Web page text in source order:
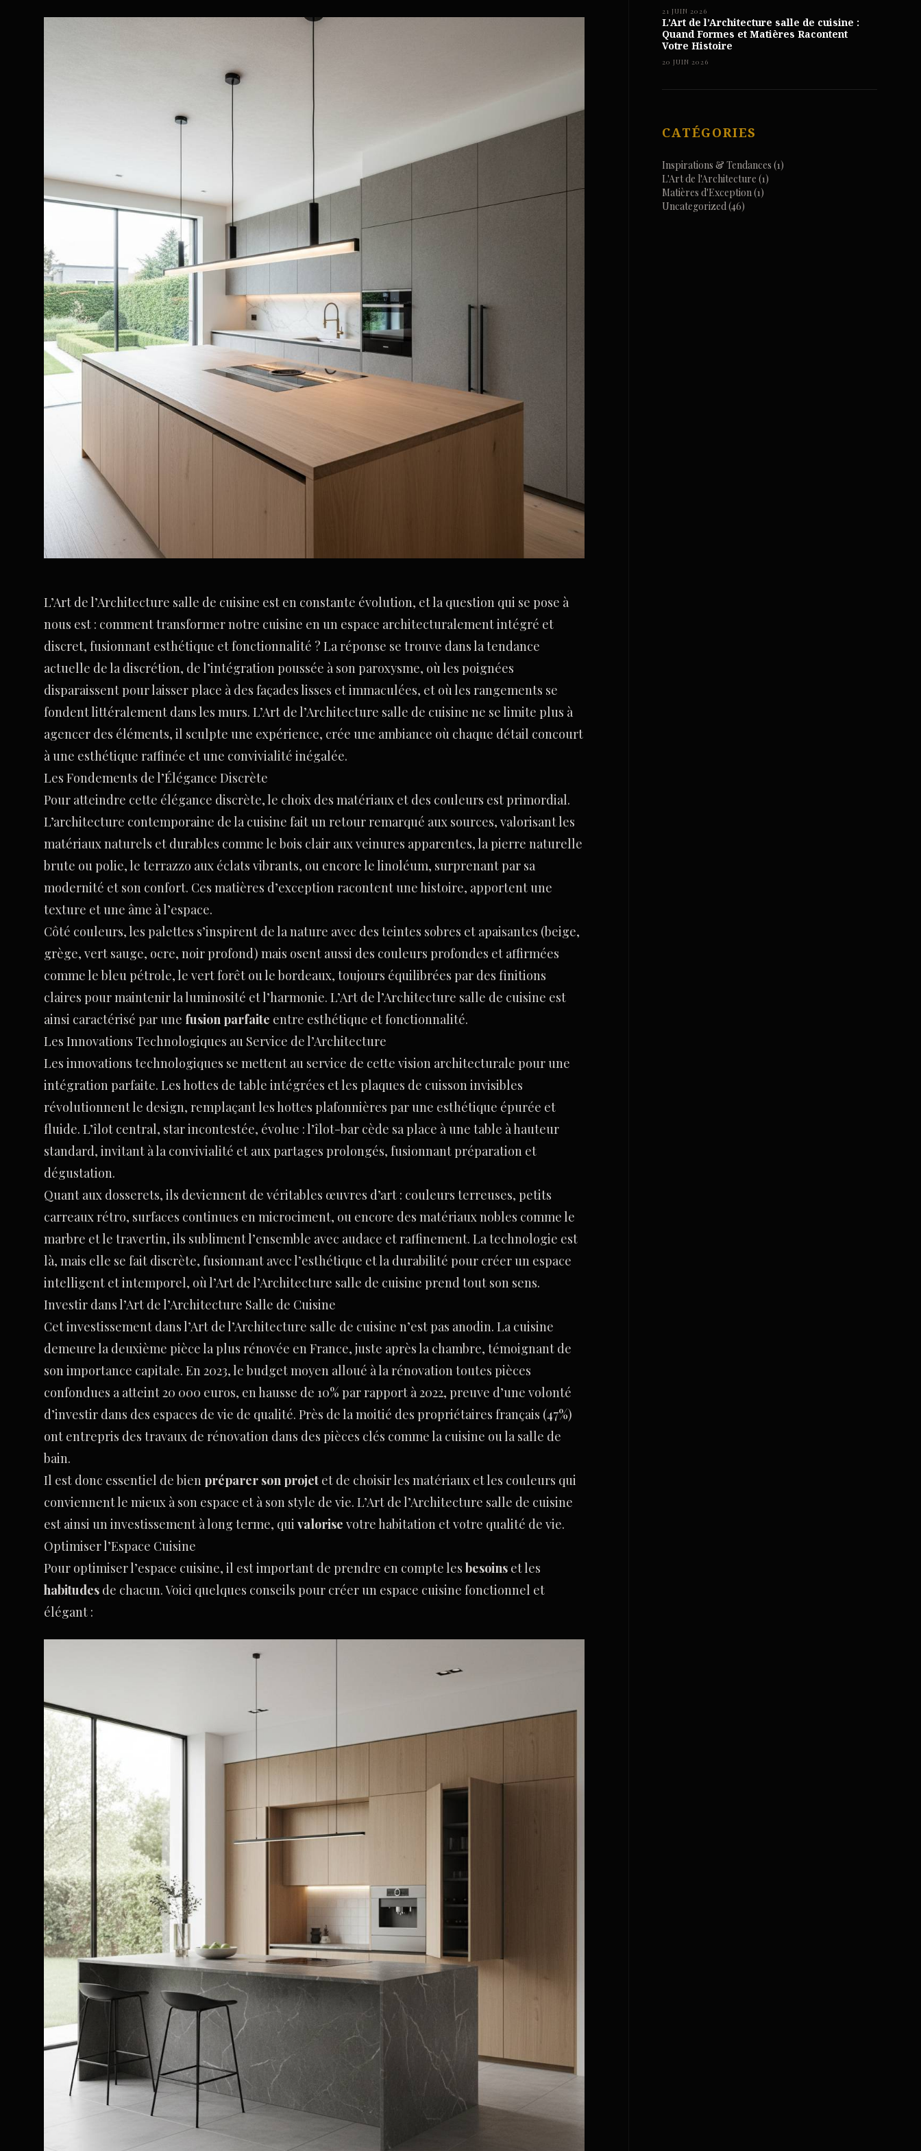
L’Art de l’Architecture salle de cuisine est en constante évolution, et la question qui se pose à
nous est : comment transformer notre cuisine en un espace architecturalement intégré et
discret, fusionnant esthétique et fonctionnalité ? La réponse se trouve dans la tendance
actuelle de la discrétion, de l’intégration poussée à son paroxysme, où les poignées
disparaissent pour laisser place à des façades lisses et immaculées, et où les rangements se
fondent littéralement dans les murs. L’Art de l’Architecture salle de cuisine ne se limite plus à
agencer des éléments, il sculpte une expérience, crée une ambiance où chaque détail concourt
à une esthétique raffinée et une convivialité inégalée.
Les Fondements de l’Élégance Discrète
Pour atteindre cette élégance discrète, le choix des matériaux et des couleurs est primordial.
L’architecture contemporaine de la cuisine fait un retour remarqué aux sources, valorisant les
matériaux naturels et durables comme le bois clair aux veinures apparentes, la pierre naturelle
brute ou polie, le terrazzo aux éclats vibrants, ou encore le linoléum, surprenant par sa
modernité et son confort. Ces matières d’exception racontent une histoire, apportent une
texture et une âme à l’espace.
Côté couleurs, les palettes s’inspirent de la nature avec des teintes sobres et apaisantes (beige,
grège, vert sauge, ocre, noir profond) mais osent aussi des couleurs profondes et affirmées
comme le bleu pétrole, le vert forêt ou le bordeaux, toujours équilibrées par des finitions
claires pour maintenir la luminosité et l’harmonie. L’Art de l’Architecture salle de cuisine est
ainsi caractérisé par une fusion parfaite entre esthétique et fonctionnalité.
Les Innovations Technologiques au Service de l’Architecture
Les innovations technologiques se mettent au service de cette vision architecturale pour une
intégration parfaite. Les hottes de table intégrées et les plaques de cuisson invisibles
révolutionnent le design, remplaçant les hottes plafonnières par une esthétique épurée et
fluide. L’îlot central, star incontestée, évolue : l’îlot-bar cède sa place à une table à hauteur
standard, invitant à la convivialité et aux partages prolongés, fusionnant préparation et
dégustation.
Quant aux dosserets, ils deviennent de véritables œuvres d’art : couleurs terreuses, petits
carreaux rétro, surfaces continues en microciment, ou encore des matériaux nobles comme le
marbre et le travertin, ils subliment l’ensemble avec audace et raffinement. La technologie est
là, mais elle se fait discrète, fusionnant avec l’esthétique et la durabilité pour créer un espace
intelligent et intemporel, où l’Art de l’Architecture salle de cuisine prend tout son sens.
Investir dans l’Art de l’Architecture Salle de Cuisine
Cet investissement dans l’Art de l’Architecture salle de cuisine n’est pas anodin. La cuisine
demeure la deuxième pièce la plus rénovée en France, juste après la chambre, témoignant de
son importance capitale. En 2023, le budget moyen alloué à la rénovation toutes pièces
confondues a atteint 20 000 euros, en hausse de 10% par rapport à 2022, preuve d’une volonté
d’investir dans des espaces de vie de qualité. Près de la moitié des propriétaires français (47%)
ont entrepris des travaux de rénovation dans des pièces clés comme la cuisine ou la salle de
bain.
Il est donc essentiel de bien préparer son projet et de choisir les matériaux et les couleurs qui
conviennent le mieux à son espace et à son style de vie. L’Art de l’Architecture salle de cuisine
est ainsi un investissement à long terme, qui valorise votre habitation et votre qualité de vie.
Optimiser l’Espace Cuisine
Pour optimiser l’espace cuisine, il est important de prendre en compte les besoins et les
habitudes de chacun. Voici quelques conseils pour créer un espace cuisine fonctionnel et
élégant :
21 JUIN 2026
L’Art de l’Architecture salle de cuisine :
Quand Formes et Matières Racontent
Votre Histoire
20 JUIN 2026
CATÉGORIES
Inspirations & Tendances (1)
L'Art de l'Architecture (1)
Matières d'Exception(1)
Uncategorized(46)